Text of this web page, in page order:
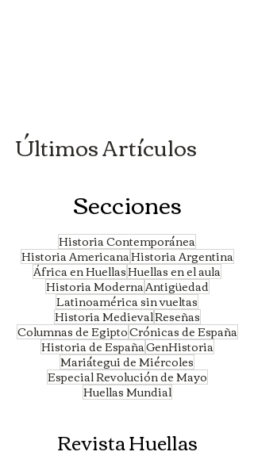
Últimos Artículos
Secciones
Historia Contemporánea
Historia AmericanaHistoria Argentina
África en HuellasHuellas en el aula
Historia ModernaAntigüedad
Latinoamérica sin vueltas
Historia MedievalReseñas
Columnas de EgiptoCrónicas de España
Historia de EspañaGenHistoria
Mariátegui de Miércoles
Especial Revolución de Mayo
Huellas Mundial
Revista Huellas